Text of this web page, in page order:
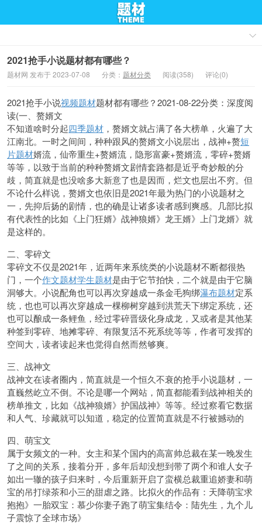
2021抢手小说题材都有哪些？
题材网 发布于 2023-07-08 分类： 题材分类 阅读(358) 评论(0)
2021抢手小说视频题材题材都有哪些？2021-08-22分类： 深度阅
读(一、赘婿文
不知道啥时分起四季题材 ，赘婿文就占满了各大榜单，火遍了大
江南北。一时之间间，种种跟风的赘婿文小说层出，战神+赘短
片题材婿流，仙帝重生+赘婿流，隐形富豪+赘婿流，零碎+赘婿
等等，以致于当前的种种赘婿文剧情套路都是近乎奇妙般的分
歧，简直就是也没啥多大新意了也是因而，烂文也层出不穷。但
不论什么样说，赘婿文也依旧是2021年最为热门的小说题材之
一，先抑后扬的剧情，也的确是让诸多读者感到爽感。几部比拟
有代表性的比如《上门狂婿》战神狼婿》龙王婿》上门龙婿》就
是这样的。
二、零碎文
零碎文不仅是2021年，近两年来系统类的小说题材不断都很热
门，一个作文题材学生题材是由于它节拍快，二个就是由于它脑
洞够大。小说配角也可以再次穿越成一条金毛狗绑瀑布题材定系
统，也也可以再次穿越成一棵柳树穿越到洪荒天下绑定系统，还
也可以酿成一条鲤鱼，经过零碎晋级化身成龙，又或者是其他某
种签到零碎、地摊零碎、有限复活不死系统等等，作者可发挥的
空间大，读者读起来也觉得自然而然够爽。
三、战神文
战神文在读者圈内，简直就是一个恒久不衰的抢手小说题材，一
直巍然屹立不倒。不论是哪一个网站，简直都能看到战神相关的
榜单推文，比如《战神狼婿》护国战神》等等。经过察看它数据
和人气、珍藏就可以知道，稳定的位置简直就是不行被撼动的
四、萌宝文
属于女频文的一种。女主和某个国内的高富帅总裁在某一晚发生
了之间的关系，接着分开，多年后却没想到带了两个和谁人女子
如出一辙的孩子归来时，今后重新开启了蛮横总裁重追娇妻和萌
宝的吊打绿茶和小三的甜虐之路。比拟火的作品有：天降萌宝求
抱抱》一胎双宝：慕少你妻子跑了萌宝集结令：陆先生，九个儿
子震惊了全球市场》